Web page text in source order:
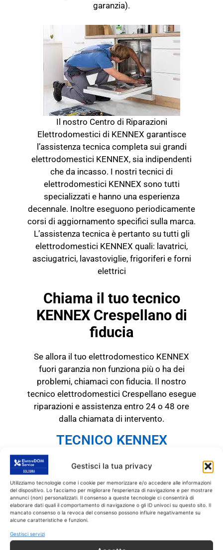
Gestisci la tua privacy
Utilizziamo tecnologie come i cookie per memorizzare e/o accedere alle informazioni
del dispositivo. Lo facciamo per migliorare l'esperienza di navigazione e per mostrare
annunci (non) personalizzati. Il consenso a queste tecnologie ci consentirà di
elaborare dati quali il comportamento di navigazione o gli ID univoci su questo sito. Il
mancato consenso o la revoca del consenso possono influire negativamente su
alcune caratteristiche e funzioni.
Gestisci servizi
garanzia).
Il nostro Centro di Riparazioni
Elettrodomestici di KENNEX garantisce
l’assistenza tecnica completa sui grandi
elettrodomestici KENNEX, sia indipendenti
che da incasso. I nostri tecnici di
elettrodomestici KENNEX sono tutti
specializzati e hanno una esperienza
decennale. Inoltre eseguono periodicamente
corsi di aggiornamento specifici sulla marca.
L’assistenza tecnica è pertanto su tutti gli
elettrodomestici KENNEX quali: lavatrici,
asciugatrici, lavastoviglie, frigoriferi e forni
elettrici
Chiama il tuo tecnico
KENNEX Crespellano di
fiducia
Se allora il tuo elettrodomestico KENNEX
fuori garanzia non funziona più o ha dei
problemi, chiamaci con fiducia. Il nostro
tecnico elettrodomestici Crespellano esegue
riparazioni e assistenza entro 24 o 48 ore
dalla chiamata di intervento.
TECNICO KENNEX
RICAMBI CON GARANZIA DI
1 ANNO
Il tecnico KENNEX
CrespellanointervieneSOLOsu prodotti
sono effettuati con ricambi coperti da